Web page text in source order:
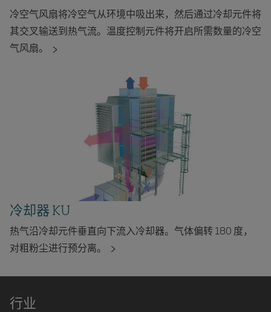
冷空气风扇将冷空气从环境中吸出来，然后通过冷却元件将
其交叉输送到热气流。温度控制元件将开启所需数量的冷空
气风扇。
冷却器 KU
热气沿冷却元件垂直向下流入冷却器。气体偏转 180 度，
对粗粉尘进行预分离。
行业